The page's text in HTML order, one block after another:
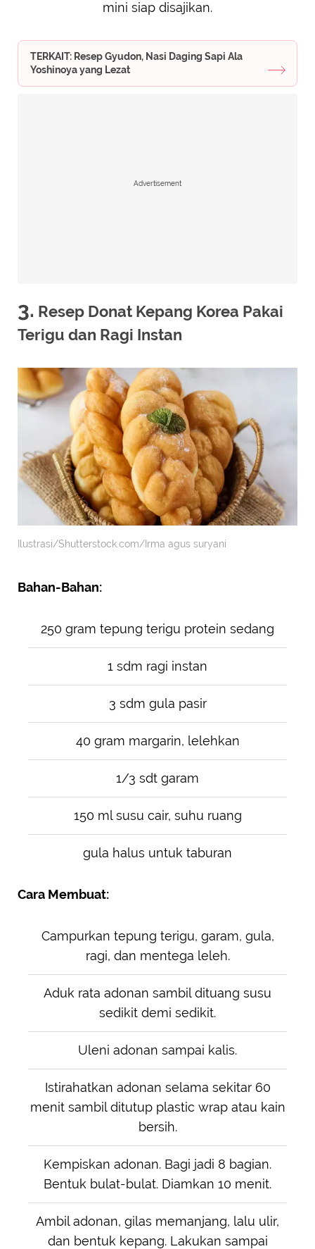
mini siap disajikan.
TERKAIT: Resep Gyudon, Nasi Daging Sapi Ala
Yoshinoya yang Lezat
Advertisement
3. Resep Donat Kepang Korea Pakai
Terigu dan Ragi Instan
Ilustrasi/Shutterstock.com/Irma agus suryani
Bahan-Bahan:
250 gram tepung terigu protein sedang
1 sdm ragi instan
3 sdm gula pasir
40 gram margarin, lelehkan
1/3 sdt garam
150 ml susu cair, suhu ruang
gula halus untuk taburan
Cara Membuat:
Campurkan tepung terigu, garam, gula,
ragi, dan mentega leleh.
Aduk rata adonan sambil dituang susu
sedikit demi sedikit.
Uleni adonan sampai kalis.
Istirahatkan adonan selama sekitar 60
menit sambil ditutup plastic wrap atau kain
bersih.
Kempiskan adonan. Bagi jadi 8 bagian.
Bentuk bulat-bulat. Diamkan 10 menit.
Ambil adonan, gilas memanjang, lalu ulir,
dan bentuk kepang. Lakukan sampai